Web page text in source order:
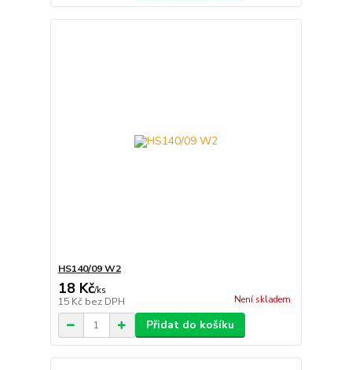
HS140/09 W2
18 Kč/ks
15 Kč bez DPH Není skladem
Přidat do košíku